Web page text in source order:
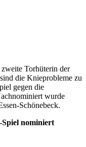
Torhüterin der
die Knieprobleme zu
gegen die
wurde
Schönebeck.
Spiel nominiert